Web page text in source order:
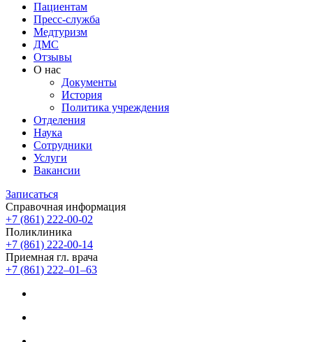
Пациентам
Пресс-служба
Медтуризм
ДМС
Отзывы
О нас
Документы
История
Политика учреждения
Отделения
Наука
Сотрудники
Услуги
Вакансии
Записаться
Справочная информация
+7 (861) 222-00-02
Поликлиника
+7 (861) 222-00-14
Приемная гл. врача
+7 (861) 222‒01‒63